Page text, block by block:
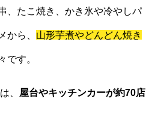
、たこ焼き、かき氷や冷やしパ
から、 山形芋煮やどんどん焼き
です。
、 屋台やキッチンカーが約70店